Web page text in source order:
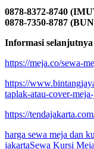
0878-8372-8740
0878-7350-8787
Informasi selanjutnya
https://meja.co/sewa-
https://
taplak-atau-cover-
https://
harga sewa meja dan
jakartaSewa Kursi